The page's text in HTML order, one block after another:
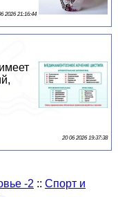
2026 21:16:44
20 06 2026 19:37:38
-2 :: Спорт и